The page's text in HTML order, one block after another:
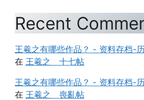
Recent
王羲之有哪些作品？ - 资料存档-
在 王羲之 十七帖
王羲之有哪些作品？ - 资料存档-
在 王羲之 喪亂帖